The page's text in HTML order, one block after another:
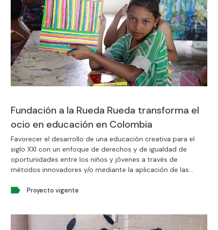
Fundación a la Rueda Rueda transforma el
ocio en educación en Colombia
Proyecto vigente
Favorecer el desarrollo de una educación creativa para el
siglo XXI con un enfoque de derechos y de igualdad de
oportunidades entre los niños y jóvenes a través de
métodos innovadores y/o mediante la aplicación de las
desigualdades, impulsando la corresponsabilidad individual y